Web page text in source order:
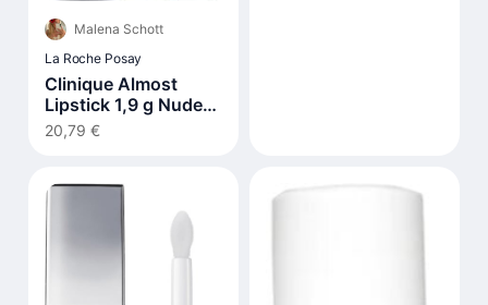
Malena Schott
La Roche Posay
Clinique Almost
Lipstick 1,9 g Nude
Honey
20,79 €